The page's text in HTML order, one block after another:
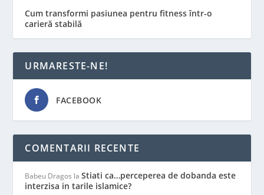
Cum transformi pasiunea pentru fitness într-o
carieră stabilă
URMARESTE-NE!
FACEBOOK
COMENTARII RECENTE
Babeu Dragos laStiati ca…perceperea de dobanda este
interzisa in tarile islamice?